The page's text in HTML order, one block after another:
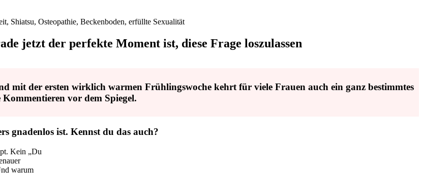
jetzt der perfekte Moment ist, diese Frage loszulassen
mit der ersten wirklich warmen Frühlingswoche kehrt für viele Frauen auch ein ganz bestimmtes
vor dem Spiegel.
gnadenlos ist. Kennst du das auch?
Kein „Du
warum